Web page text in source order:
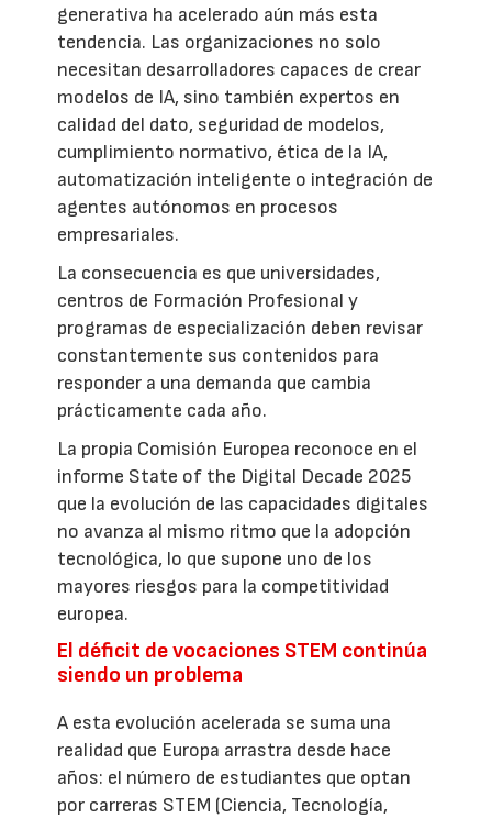
generativa ha acelerado aún más esta
tendencia. Las organizaciones no solo
necesitan desarrolladores capaces de crear
modelos de IA, sino también expertos en
calidad del dato, seguridad de modelos,
cumplimiento normativo, ética de la IA,
automatización inteligente o integración de
agentes autónomos en procesos
empresariales.
La consecuencia es que universidades,
centros de Formación Profesional y
programas de especialización deben revisar
constantemente sus contenidos para
responder a una demanda que cambia
prácticamente cada año.
La propia Comisión Europea reconoce en el
informe State of the Digital Decade 2025
que la evolución de las capacidades digitales
no avanza al mismo ritmo que la adopción
tecnológica, lo que supone uno de los
mayores riesgos para la competitividad
europea.
El déficit de vocaciones STEM continúa
siendo un problema
A esta evolución acelerada se suma una
realidad que Europa arrastra desde hace
años: el número de estudiantes que optan
por carreras STEM (Ciencia, Tecnología,